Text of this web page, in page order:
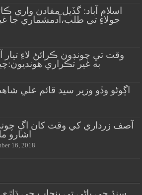
جولاءِ تي طلب،آدمشماري جا
وقت تي چونڊون ڪرائڻ لاءِ تيار
به غير تڪراري
اڳوڻو وڏو وزير سيد قائم علي
آصف زرداري کي وقت کان اڳ
اشارو
16, 2018